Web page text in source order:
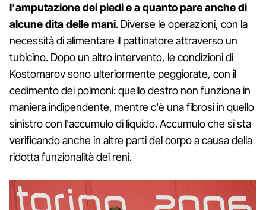
l'amputazione dei piedi e a quanto pare anche di
alcune dita delle mani. Diverse le operazioni, con la
necessità di alimentare il pattinatore attraverso un
tubicino. Dopo un altro intervento, le condizioni di
Kostomarov sono ulteriormente peggiorate, con il
cedimento dei polmoni: quello destro non funziona in
maniera indipendente, mentre c'è una fibrosi in quello
sinistro con l'accumulo di liquido. Accumulo che si sta
verificando anche in altre parti del corpo a causa della
ridotta funzionalità dei reni.